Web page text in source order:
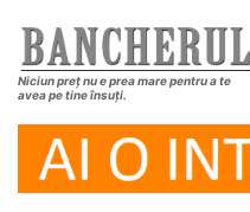
Niciun preț nu e prea mare pentru a te
avea pe tine însuți.